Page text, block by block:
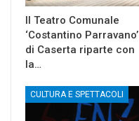
Il Teatro Comunale
‘Costantino Parravano’
di Caserta riparte con
la…
CULTURA E SPETTACOLI